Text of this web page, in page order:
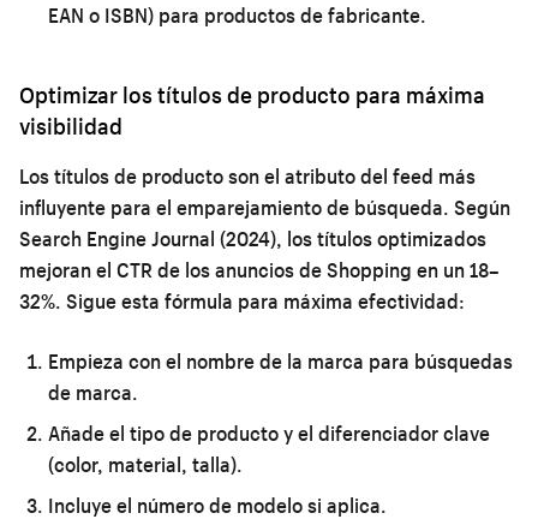
EAN o ISBN) para productos de fabricante.
Optimizar los títulos de producto para máxima
visibilidad
Los títulos de producto son el atributo del feed más
influyente para el emparejamiento de búsqueda. Según
Search Engine Journal (2024), los títulos optimizados
mejoran el CTR de los anuncios de Shopping en un 18–
32%. Sigue esta fórmula para máxima efectividad:
Empieza con el nombre de la marca para búsquedas
de marca.
Añade el tipo de producto y el diferenciador clave
(color, material, talla).
Incluye el número de modelo si aplica.